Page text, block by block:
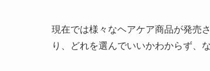
現在では様々なヘアケア商品が発売
り、どれを選んでいいかわからず、